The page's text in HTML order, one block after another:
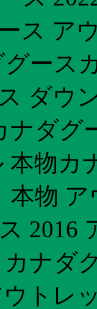
ス ア
グース
ダウ
ナダグ
本物カ
本物
2016
ナダ
トレ